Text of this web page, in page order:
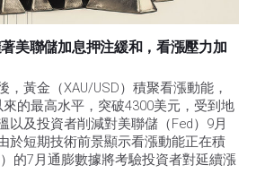
美聯儲加息押注緩和，看漲壓力加
，黃金（XAU/USD）積聚看漲動能，
的最高水平，突破4300美元，受到地
以及投資者削減對美聯儲（Fed）9月
於短期技術前景顯示看漲動能正在積
的7月通膨數據將考驗投資者對延續漲